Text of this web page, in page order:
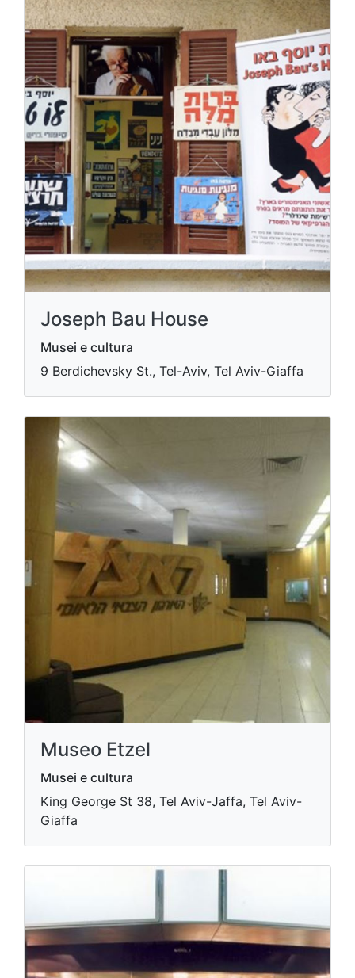
Joseph Bau House
Musei e cultura
9 Berdichevsky St., Tel-Aviv, Tel Aviv-Giaffa
Museo Etzel
Musei e cultura
King George St 38, Tel Aviv-Jaffa, Tel Aviv-
Giaffa